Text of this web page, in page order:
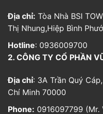
Địa chỉ: Tòa Nhà BSI
Thị Nhung,Hiệp Bình
Hotline: 0936009700
2. CÔNG TY CỔ PHẦN
Địa chỉ: 3A Trần Quý
Chí Minh 70000
Phone: 0916097799 (Mr.